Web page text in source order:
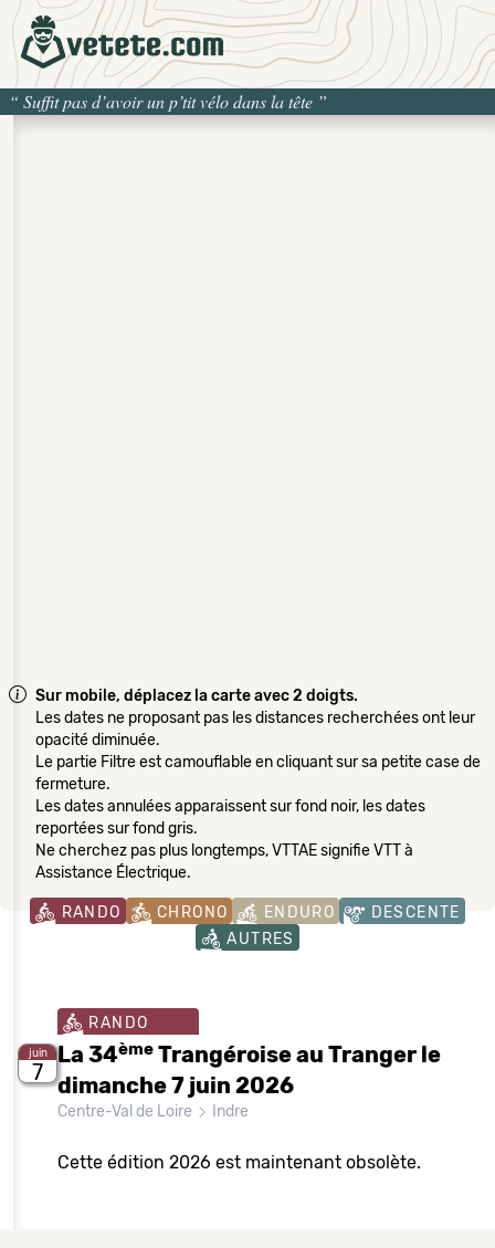
“ Suffit pas d’avoir un p’tit vélo dans la tête ”
Sur mobile, déplacez la carte avec 2 doigts.
Les dates ne proposant pas les distances recherchées ont leur
opacité diminuée.
Le partie Filtre est camouflable en cliquant sur sa petite case de
fermeture.
Les dates annulées apparaissent sur fond noir, les dates
reportées sur fond gris.
Ne cherchez pas plus longtemps, VTTAE signifie VTT à
Assistance Électrique.
RANDO CHRONO ENDURO
DESCENTE
AUTRES
juin
7
RANDO
La 34ème Trangéroise au Tranger le
dimanche 7 juin 2026
Centre-Val de Loire Indre
Cette édition 2026 est maintenant obsolète.